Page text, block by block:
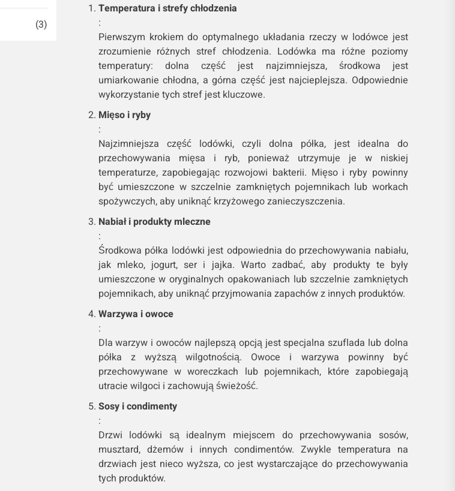
Temperatura i strefy chłodzenia
:
Pierwszym krokiem do optymalnego układania rzeczy w lodówce jest
zrozumienie różnych stref chłodzenia. Lodówka ma różne poziomy
temperatury: dolna część jest najzimniejsza, środkowa jest
umiarkowanie chłodna, a górna część jest najcieplejsza. Odpowiednie
wykorzystanie tych stref jest kluczowe.
Mięso i ryby
:
Najzimniejsza część lodówki, czyli dolna półka, jest idealna do
przechowywania mięsa i ryb, ponieważ utrzymuje je w niskiej
temperaturze, zapobiegając rozwojowi bakterii. Mięso i ryby powinny
być umieszczone w szczelnie zamkniętych pojemnikach lub workach
spożywczych, aby uniknąć krzyżowego zanieczyszczenia.
Nabiał i produkty mleczne
:
Środkowa półka lodówki jest odpowiednia do przechowywania nabiału,
jak mleko, jogurt, ser i jajka. Warto zadbać, aby produkty te były
umieszczone w oryginalnych opakowaniach lub szczelnie zamkniętych
pojemnikach, aby uniknąć przyjmowania zapachów z innych produktów.
Warzywa i owoce
:
Dla warzyw i owoców najlepszą opcją jest specjalna szuflada lub dolna
półka z wyższą wilgotnością. Owoce i warzywa powinny być
przechowywane w woreczkach lub pojemnikach, które zapobiegają
utracie wilgoci i zachowują świeżość.
Sosy i condimenty
:
Drzwi lodówki są idealnym miejscem do przechowywania sosów,
musztard, dżemów i innych condimentów. Zwykle temperatura na
drzwiach jest nieco wyższa, co jest wystarczające do przechowywania
tych produktów.
(3)